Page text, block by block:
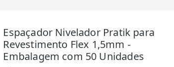
Espaçador Nivelador Pratik para
Revestimento Flex 1,5mm -
Embalagem com 50 Unidades